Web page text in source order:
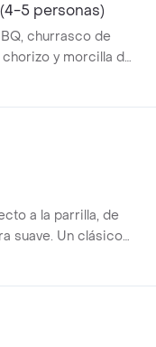
5 personas)
churrasco de
y morcilla de
papas locas,
a la parrilla, de
suave. Un clásico